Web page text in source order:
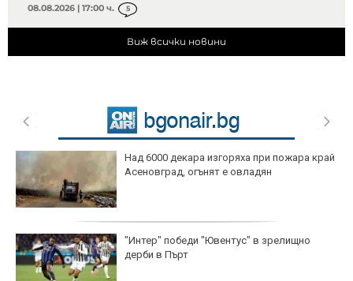
08.08.2026 | 17:00 ч. 5
Виж всички новини
Над 6000 декара изгоряха при пожара край
Асеновград, огънят е овладян
"Интер" победи "Ювентус" в зрелищно
дерби в Пърт